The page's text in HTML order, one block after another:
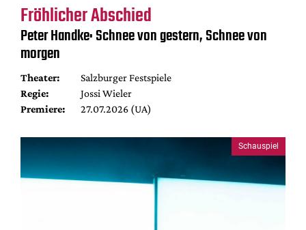
Fröhlicher Abschied
Peter Handke: Schnee von gestern, Schnee von
morgen
Theater:
Salzburger Festspiele
Regie:
Jossi Wieler
Premiere:
27.07.2026 (UA)
Schauspiel